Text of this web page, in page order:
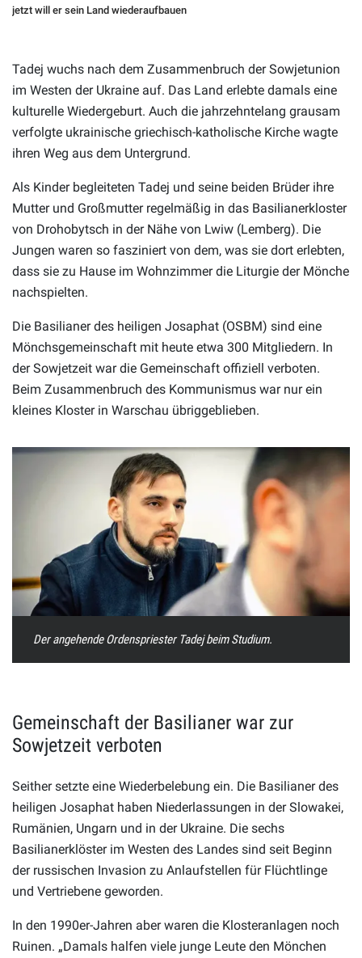
jetzt will er sein Land wiederaufbauen
Tadej wuchs nach dem Zusammenbruch der Sowjetunion
im Westen der Ukraine auf. Das Land erlebte damals eine
kulturelle Wiedergeburt. Auch die jahrzehntelang grausam
verfolgte ukrainische griechisch-katholische Kirche wagte
ihren Weg aus dem Untergrund.
Als Kinder begleiteten Tadej und seine beiden Brüder ihre
Mutter und Großmutter regelmäßig in das Basilianerkloster
von Drohobytsch in der Nähe von Lwiw (Lemberg). Die
Jungen waren so fasziniert von dem, was sie dort erlebten,
dass sie zu Hause im Wohnzimmer die Liturgie der Mönche
nachspielten.
Die Basilianer des heiligen Josaphat (OSBM) sind eine
Mönchsgemeinschaft mit heute etwa 300 Mitgliedern. In
der Sowjetzeit war die Gemeinschaft offiziell verboten.
Beim Zusammenbruch des Kommunismus war nur ein
kleines Kloster in Warschau übriggeblieben.
Der angehende Ordenspriester Tadej beim Studium.
Gemeinschaft der Basilianer war zur
Sowjetzeit verboten
Seither setzte eine Wiederbelebung ein. Die Basilianer des
heiligen Josaphat haben Niederlassungen in der Slowakei,
Rumänien, Ungarn und in der Ukraine. Die sechs
Basilianerklöster im Westen des Landes sind seit Beginn
der russischen Invasion zu Anlaufstellen für Flüchtlinge
und Vertriebene geworden.
In den 1990er-Jahren aber waren die Klosteranlagen noch
Ruinen. „Damals halfen viele junge Leute den Mönchen